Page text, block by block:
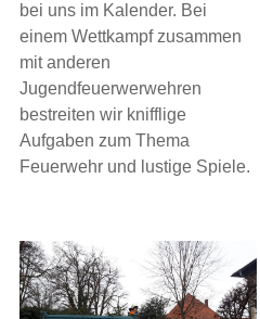
bei uns im Kalender. Bei
einem Wettkampf zusammen
mit anderen
Jugendfeuerwerwehren
bestreiten wir knifflige
Aufgaben zum Thema
Feuerwehr und lustige Spiele.